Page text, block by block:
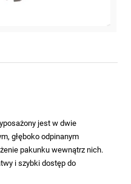
jest w dwie
głęboko odpinanym
pakunku wewnątrz nich.
i szybki dostęp do